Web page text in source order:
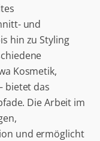
und
hin zu Styling
Kosmetik,
bietet das
Die Arbeit im
und ermöglicht